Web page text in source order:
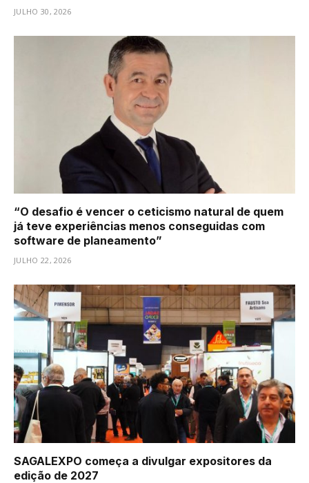
JULHO 30, 2026
“O desafio é vencer o ceticismo natural de quem
já teve experiências menos conseguidas com
software de planeamento”
JULHO 22, 2026
SAGALEXPO começa a divulgar expositores da
edição de 2027